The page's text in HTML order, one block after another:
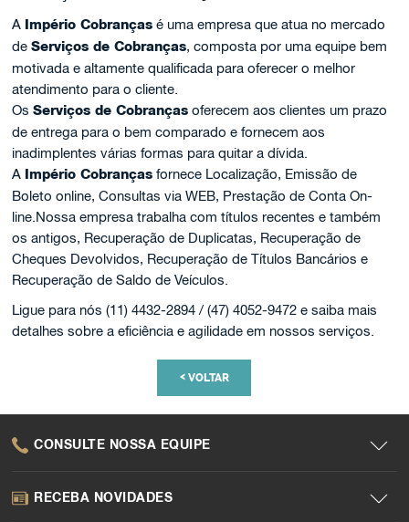
A Império Cobranças é uma empresa que atua no mercado
deServiços de Cobranças, composta por uma equipe bem
motivada e altamente qualificada para oferecer o melhor
atendimento para o cliente.
OsServiços de Cobranças oferecem aos clientes um prazo
de entrega para o bem comparado e fornecem aos
inadimplentes várias formas para quitar a dívida.
A Império Cobranças fornece Localização, Emissão de
Boleto online, Consultas via WEB, Prestação de Conta On-
line.Nossa empresa trabalha com títulos recentes e também
os antigos, Recuperação de Duplicatas, Recuperação de
Cheques Devolvidos, Recuperação de Títulos Bancários e
Recuperação de Saldo de Veículos.
Ligue para nós (11) 4432-2894 / (47) 4052-9472 e saiba mais
detalhes sobre a eficiência e agilidade em nossos serviços.
<VOLTAR
CONSULTE NOSSA EQUIPE
RECEBA NOVIDADES